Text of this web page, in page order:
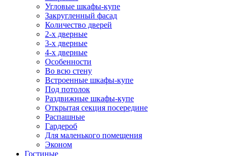
Угловые шкафы-купе
Закругленный фасад
Количество дверей
2-х дверные
3-х дверные
4-х дверные
Особенности
Во всю стену
Встроенные шкафы-купе
Под потолок
Раздвижные шкафы-купе
Открытая секция посередине
Распашные
Гардероб
Для маленького помещения
Эконом
Гостиные